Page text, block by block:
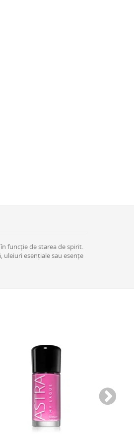
funcție de starea de spirit.
esențiale sau esențe